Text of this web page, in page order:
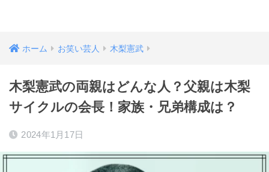
ホーム お笑い芸人 木梨憲武
木梨憲武の両親はどんな人？父親は木梨
サイクルの会長！家族・兄弟構成は？
2024年1月17日